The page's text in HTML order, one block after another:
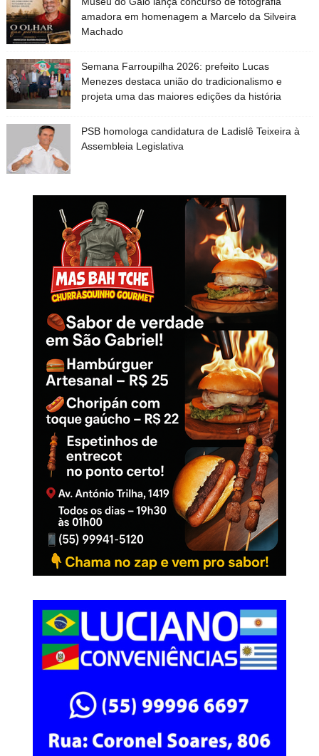
amadora em homenagem a Marcelo da Silveira
Machado
Semana Farroupilha 2026: prefeito Lucas
Menezes destaca união do tradicionalismo e
projeta uma das maiores edições da história
PSB homologa candidatura de Ladislê Teixeira à
Assembleia Legislativa